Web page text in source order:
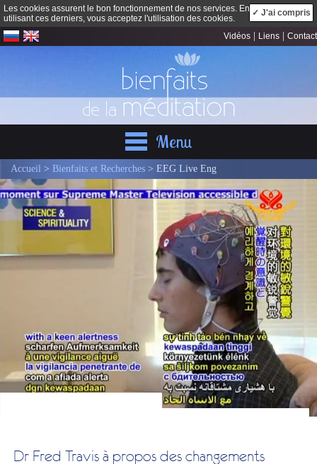
Les cookies assurent le bon fonctionnement de nos services. En
utilisant ces derniers, vous acceptez l'utilisation des cookies.
✓ J'ai compris
Vidéos Liens Contact
Menu
Accueil > Bienfaits et Recherches > EEG Live Eng
Dr Fred Travis à propos des changements